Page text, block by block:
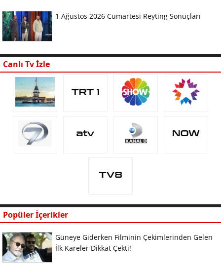
1 Ağustos 2026 Cumartesi Reyting Sonuçları
Canlı Tv İzle
Popüler İçerikler
Güneye Giderken Filminin Çekimlerinden Gelen
İlk Kareler Dikkat Çekti!